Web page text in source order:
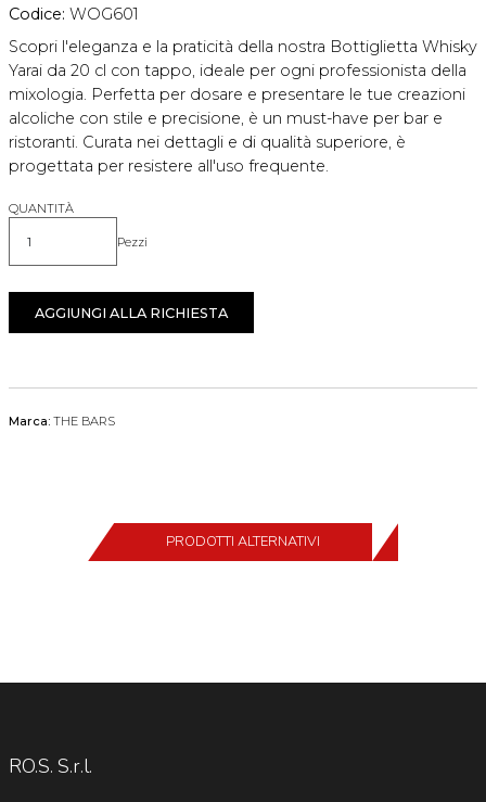
Codice: WOG601
Scopri l'eleganza e la praticità della nostra Bottiglietta Whisky
Yarai da 20 cl con tappo, ideale per ogni professionista della
mixologia. Perfetta per dosare e presentare le tue creazioni
alcoliche con stile e precisione, è un must-have per bar e
ristoranti. Curata nei dettagli e di qualità superiore, è
progettata per resistere all'uso frequente.
QUANTITÀ
Quantità Pezzi
AGGIUNGI ALLA RICHIESTA
Marca: THE BARS
PRODOTTI ALTERNATIVI
RO.S. S.r.l.